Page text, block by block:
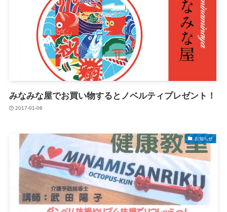
みなみな屋でお買い物するとノベルティプレゼント！
2017-01-06
お知らせ